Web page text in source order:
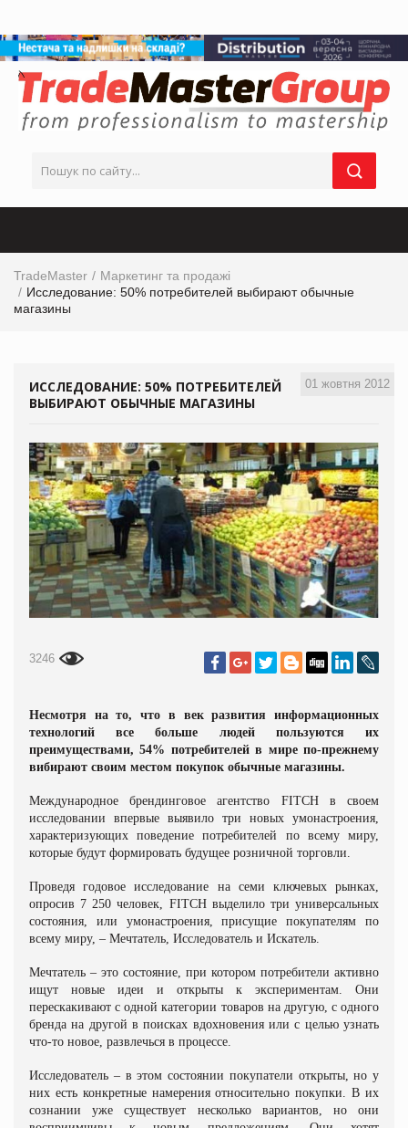
TradeMaster
Маркетинг та продажі
Исследование: 50% потребителей выбирают обычные
магазины
01 жовтня 2012
ИССЛЕДОВАНИЕ: 50% ПОТРЕБИТЕЛЕЙ
ВЫБИРАЮТ ОБЫЧНЫЕ МАГАЗИНЫ
3246
Несмотря на то, что в век развития информационных
технологий все больше людей пользуются их
преимуществами, 54% потребителей в мире по-прежнему
вибирают своим местом покупок обычные магазины.
Международное брендинговое агентство FITCH в своем
исследовании впервые выявило три новых умонастроения,
характеризующих поведение потребителей по всему миру,
которые будут формировать будущее розничной торговли.
Проведя годовое исследование на семи ключевых рынках,
опросив 7 250 человек, FITCH выделило три универсальных
состояния, или умонастроения, присущие покупателям по
всему миру, ‒ Мечтатель, Исследователь и Искатель.
Мечтатель ‒ это состояние, при котором потребители активно
ищут новые идеи и открыты к экспериментам. Они
перескакивают с одной категории товаров на другую, с одного
бренда на другой в поисках вдохновения или с целью узнать
что-то новое, развлечься в процессе.
Исследователь ‒ в этом состоянии покупатели открыты, но у
них есть конкретные намерения относительно покупки. В их
сознании уже существует несколько вариантов, но они